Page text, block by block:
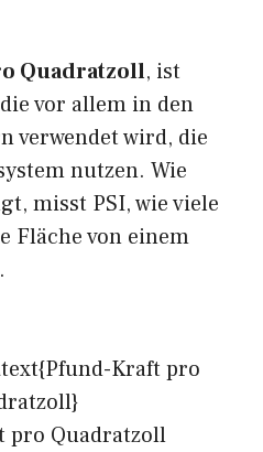
Quadratzoll, ist
vor allem in den
verwendet wird, die
nutzen. Wie
misst PSI, wie viele
Fläche von einem
Kraft pro
pro Quadratzoll